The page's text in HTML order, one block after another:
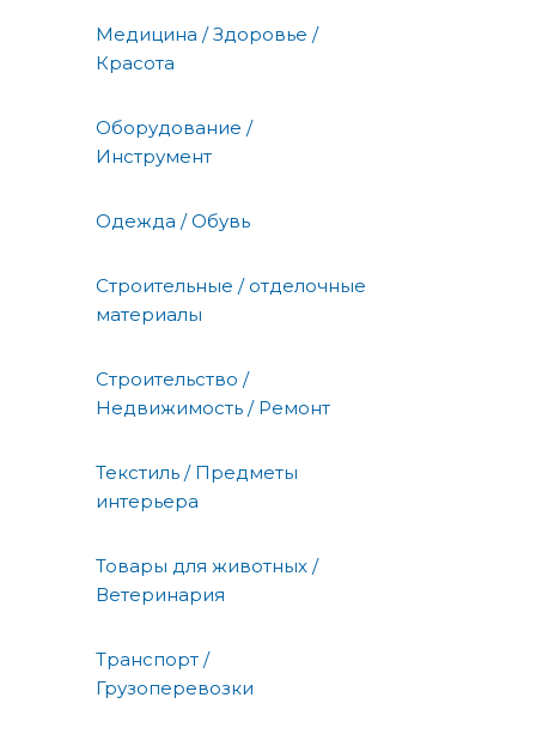
Медицина / Здоровье /
Красота
Оборудование /
Инструмент
Одежда / Обувь
Строительные / отделочные
материалы
Строительство /
Недвижимость / Ремонт
Текстиль / Предметы
интерьера
Товары для животных /
Ветеринария
Транспорт /
Грузоперевозки